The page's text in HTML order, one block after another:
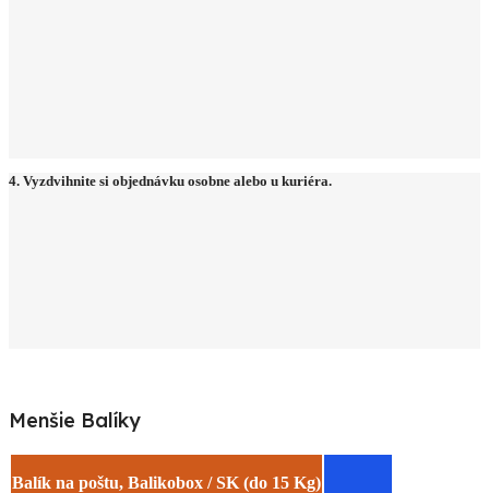
4. Vyzdvihnite si objednávku osobne alebo u kuriéra.
Menšie Balíky
Balík na poštu, Balikobox / SK (do 15 Kg)​